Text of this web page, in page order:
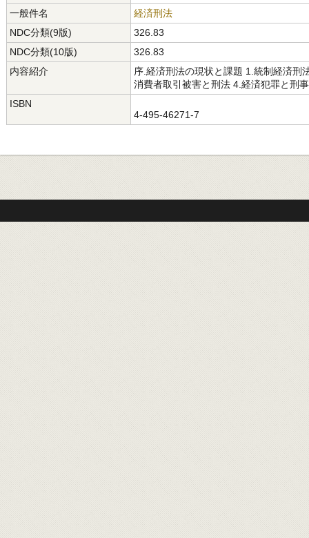
一般件名
経済刑法
NDC分類(9版)
326.83
NDC分類(10版)
326.83
内容紹介
序.経済刑法の現状と課題 1.統制経済刑
消費者取引被害と刑法 4.経済犯罪と刑
ISBN
4-495-46271-7